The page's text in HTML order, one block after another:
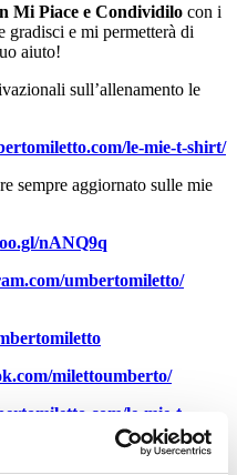
Mi Piace e Condividilo con i
gradisci e mi permetterà di
aiuto!
sull’allenamento le
le-mie-t-shirt/
sempre aggiornato sulle mie
nANQ9q
umbertomiletto/
milettoumberto/
le-mie-t-
il blog di allenamento del